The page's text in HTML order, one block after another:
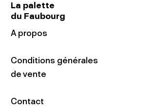
La palette
du Faubourg
A propos
Conditions générales
de vente
Contact